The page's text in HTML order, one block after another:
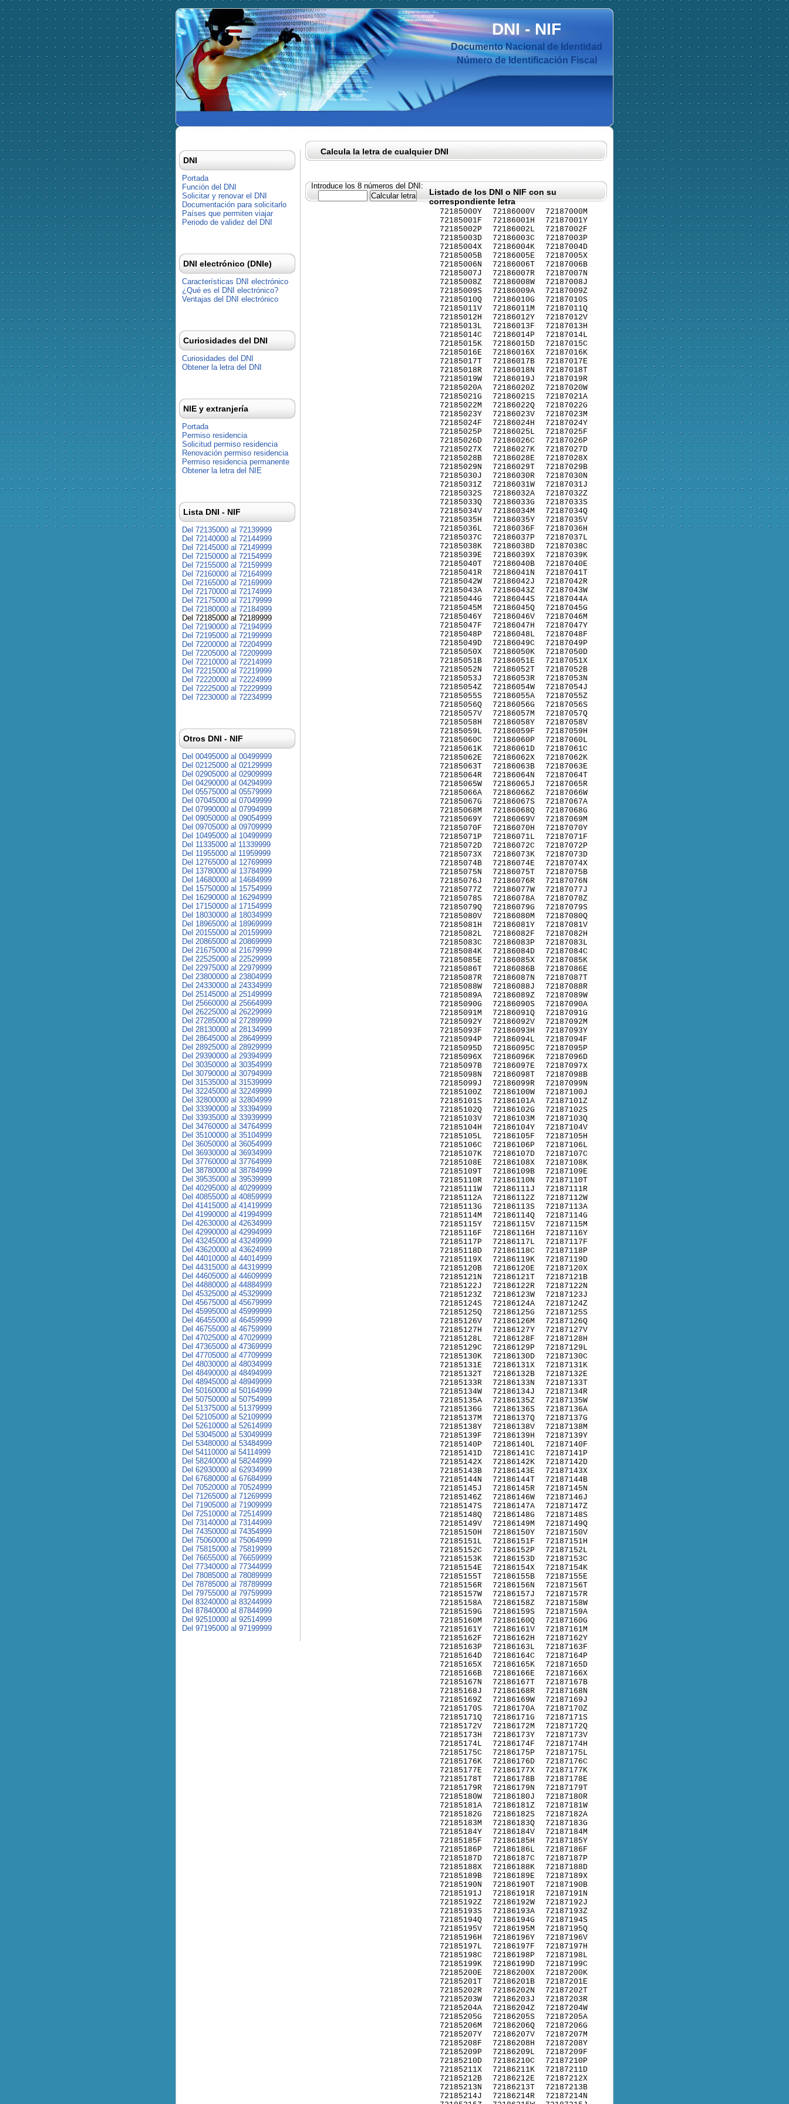
DNI-NIF
Documento Nacional de Identidad
Número de Identificación Fiscal
Calcula la letra de cualquier DNI
Introduce los 8 números del DNI:
Listado de los DNI o NIF con su
correspondiente letra
72185000Y
72185001F
72185002P
72185003D
72185004X
72185005B
72185006N
72185007J
72185008Z
72185009S
72185010Q
72185011V
72185012H
72185013L
72185014C
72185015K
72185016E
72185017T
72185018R
72185019W
72185020A
72185021G
72185022M
72185023Y
72185024F
72185025P
72185026D
72185027X
72185028B
72185029N
72185030J
72185031Z
72185032S
72185033Q
72185034V
72185035H
72185036L
72185037C
72185038K
72185039E
72185040T
72185041R
72185042W
72185043A
72185044G
72185045M
72185046Y
72185047F
72185048P
72185049D
72185050X
72185051B
72185052N
72185053J
72185054Z
72185055S
72185056Q
72185057V
72185058H
72185059L
72185060C
72185061K
72185062E
72185063T
72185064R
72185065W
72185066A
72185067G
72185068M
72185069Y
72185070F
72185071P
72185072D
72185073X
72185074B
72185075N
72185076J
72185077Z
72185078S
72185079Q
72185080V
72185081H
72185082L
72185083C
72185084K
72185085E
72185086T
72185087R
72185088W
72185089A
72185090G
72185091M
72185092Y
72185093F
72185094P
72185095D
72185096X
72185097B
72185098N
72185099J
72185100Z
72185101S
72185102Q
72185103V
72185104H
72185105L
72185106C
72185107K
72185108E
72185109T
72185110R
72185111W
72185112A
72185113G
72185114M
72185115Y
72185116F
72185117P
72185118D
72185119X
72185120B
72185121N
72185122J
72185123Z
72185124S
72185125Q
72185126V
72185127H
72185128L
72185129C
72185130K
72185131E
72185132T
72185133R
72185134W
72185135A
72185136G
72185137M
72185138Y
72185139F
72185140P
72185141D
72185142X
72185143B
72185144N
72185145J
72185146Z
72185147S
72185148Q
72185149V
72185150H
72185151L
72185152C
72185153K
72185154E
72185155T
72185156R
72185157W
72185158A
72185159G
72185160M
72185161Y
72185162F
72185163P
72185164D
72185165X
72185166B
72185167N
72185168J
72185169Z
72185170S
72185171Q
72185172V
72185173H
72185174L
72185175C
72185176K
72185177E
72185178T
72185179R
72185180W
72185181A
72185182G
72185183M
72185184Y
72185185F
72185186P
72185187D
72185188X
72185189B
72185190N
72185191J
72185192Z
72185193S
72185194Q
72185195V
72185196H
72185197L
72185198C
72185199K
72185200E
72185201T
72185202R
72185203W
72185204A
72185205G
72185206M
72185207Y
72185208F
72185209P
72185210D
72185211X
72185212B
72185213N
72185214J
72186000V
72186001H
72186002L
72186003C
72186004K
72186005E
72186006T
72186007R
72186008W
72186009A
72186010G
72186011M
72186012Y
72186013F
72186014P
72186015D
72186016X
72186017B
72186018N
72186019J
72186020Z
72186021S
72186022Q
72186023V
72186024H
72186025L
72186026C
72186027K
72186028E
72186029T
72186030R
72186031W
72186032A
72186033G
72186034M
72186035Y
72186036F
72186037P
72186038D
72186039X
72186040B
72186041N
72186042J
72186043Z
72186044S
72186045Q
72186046V
72186047H
72186048L
72186049C
72186050K
72186051E
72186052T
72186053R
72186054W
72186055A
72186056G
72186057M
72186058Y
72186059F
72186060P
72186061D
72186062X
72186063B
72186064N
72186065J
72186066Z
72186067S
72186068Q
72186069V
72186070H
72186071L
72186072C
72186073K
72186074E
72186075T
72186076R
72186077W
72186078A
72186079G
72186080M
72186081Y
72186082F
72186083P
72186084D
72186085X
72186086B
72186087N
72186088J
72186089Z
72186090S
72186091Q
72186092V
72186093H
72186094L
72186095C
72186096K
72186097E
72186098T
72186099R
72186100W
72186101A
72186102G
72186103M
72186104Y
72186105F
72186106P
72186107D
72186108X
72186109B
72186110N
72186111J
72186112Z
72186113S
72186114Q
72186115V
72186116H
72186117L
72186118C
72186119K
72186120E
72186121T
72186122R
72186123W
72186124A
72186125G
72186126M
72186127Y
72186128F
72186129P
72186130D
72186131X
72186132B
72186133N
72186134J
72186135Z
72186136S
72186137Q
72186138V
72186139H
72186140L
72186141C
72186142K
72186143E
72186144T
72186145R
72186146W
72186147A
72186148G
72186149M
72186150Y
72186151F
72186152P
72186153D
72186154X
72186155B
72186156N
72186157J
72186158Z
72186159S
72186160Q
72186161V
72186162H
72186163L
72186164C
72186165K
72186166E
72186167T
72186168R
72186169W
72186170A
72186171G
72186172M
72186173Y
72186174F
72186175P
72186176D
72186177X
72186178B
72186179N
72186180J
72186181Z
72186182S
72186183Q
72186184V
72186185H
72186186L
72186187C
72186188K
72186189E
72186190T
72186191R
72186192W
72186193A
72186194G
72186195M
72186196Y
72186197F
72186198P
72186199D
72186200X
72186201B
72186202N
72186203J
72186204Z
72186205S
72186206Q
72186207V
72186208H
72186209L
72186210C
72186211K
72186212E
72186213T
72186214R
72187000M
72187001Y
72187002F
72187003P
72187004D
72187005X
72187006B
72187007N
72187008J
72187009Z
72187010S
72187011Q
72187012V
72187013H
72187014L
72187015C
72187016K
72187017E
72187018T
72187019R
72187020W
72187021A
72187022G
72187023M
72187024Y
72187025F
72187026P
72187027D
72187028X
72187029B
72187030N
72187031J
72187032Z
72187033S
72187034Q
72187035V
72187036H
72187037L
72187038C
72187039K
72187040E
72187041T
72187042R
72187043W
72187044A
72187045G
72187046M
72187047Y
72187048F
72187049P
72187050D
72187051X
72187052B
72187053N
72187054J
72187055Z
72187056S
72187057Q
72187058V
72187059H
72187060L
72187061C
72187062K
72187063E
72187064T
72187065R
72187066W
72187067A
72187068G
72187069M
72187070Y
72187071F
72187072P
72187073D
72187074X
72187075B
72187076N
72187077J
72187078Z
72187079S
72187080Q
72187081V
72187082H
72187083L
72187084C
72187085K
72187086E
72187087T
72187088R
72187089W
72187090A
72187091G
72187092M
72187093Y
72187094F
72187095P
72187096D
72187097X
72187098B
72187099N
72187100J
72187101Z
72187102S
72187103Q
72187104V
72187105H
72187106L
72187107C
72187108K
72187109E
72187110T
72187111R
72187112W
72187113A
72187114G
72187115M
72187116Y
72187117F
72187118P
72187119D
72187120X
72187121B
72187122N
72187123J
72187124Z
72187125S
72187126Q
72187127V
72187128H
72187129L
72187130C
72187131K
72187132E
72187133T
72187134R
72187135W
72187136A
72187137G
72187138M
72187139Y
72187140F
72187141P
72187142D
72187143X
72187144B
72187145N
72187146J
72187147Z
72187148S
72187149Q
72187150V
72187151H
72187152L
72187153C
72187154K
72187155E
72187156T
72187157R
72187158W
72187159A
72187160G
72187161M
72187162Y
72187163F
72187164P
72187165D
72187166X
72187167B
72187168N
72187169J
72187170Z
72187171S
72187172Q
72187173V
72187174H
72187175L
72187176C
72187177K
72187178E
72187179T
72187180R
72187181W
72187182A
72187183G
72187184M
72187185Y
72187186F
72187187P
72187188D
72187189X
72187190B
72187191N
72187192J
72187193Z
72187194S
72187195Q
72187196V
72187197H
72187198L
72187199C
72187200K
72187201E
72187202T
72187203R
72187204W
72187205A
72187206G
72187207M
72187208Y
72187209F
72187210P
72187211D
72187212X
72187213B
72187214N
DNI
Portada
Función del DNI
Solicitar y renovar el DNI
Documentación para solicitarlo
Países que permiten viajar
Periodo de validez del DNI
DNI electrónico (DNIe)
Características DNI electrónico
¿Qué es el DNI electrónico?
Ventajas del DNI electrónico
Curiosidades del DNI
Curiosidades del DNI
Obtener la letra del DNI
NIE y extranjería
Portada
Permiso residencia
Solicitud permiso residencia
Renovación permiso residencia
Permiso residencia permanente
Obtener la letra del NIE
Lista DNI - NIF
Del 72135000 al 72139999
Del 72140000 al 72144999
Del 72145000 al 72149999
Del 72150000 al 72154999
Del 72155000 al 72159999
Del 72160000 al 72164999
Del 72165000 al 72169999
Del 72170000 al 72174999
Del 72175000 al 72179999
Del 72180000 al 72184999
Del 72185000 al 72189999
Del 72190000 al 72194999
Del 72195000 al 72199999
Del 72200000 al 72204999
Del 72205000 al 72209999
Del 72210000 al 72214999
Del 72215000 al 72219999
Del 72220000 al 72224999
Del 72225000 al 72229999
Del 72230000 al 72234999
Otros DNI - NIF
Del 00495000 al 00499999
Del 02125000 al 02129999
Del 02905000 al 02909999
Del 04290000 al 04294999
Del 05575000 al 05579999
Del 07045000 al 07049999
Del 07990000 al 07994999
Del 09050000 al 09054999
Del 09705000 al 09709999
Del 10495000 al 10499999
Del 11335000 al 11339999
Del 11955000 al 11959999
Del 12765000 al 12769999
Del 13780000 al 13784999
Del 14680000 al 14684999
Del 15750000 al 15754999
Del 16290000 al 16294999
Del 17150000 al 17154999
Del 18030000 al 18034999
Del 18965000 al 18969999
Del 20155000 al 20159999
Del 20865000 al 20869999
Del 21675000 al 21679999
Del 22525000 al 22529999
Del 22975000 al 22979999
Del 23800000 al 23804999
Del 24330000 al 24334999
Del 25145000 al 25149999
Del 25660000 al 25664999
Del 26225000 al 26229999
Del 27285000 al 27289999
Del 28130000 al 28134999
Del 28645000 al 28649999
Del 28925000 al 28929999
Del 29390000 al 29394999
Del 30350000 al 30354999
Del 30790000 al 30794999
Del 31535000 al 31539999
Del 32245000 al 32249999
Del 32800000 al 32804999
Del 33390000 al 33394999
Del 33935000 al 33939999
Del 34760000 al 34764999
Del 35100000 al 35104999
Del 36050000 al 36054999
Del 36930000 al 36934999
Del 37760000 al 37764999
Del 38780000 al 38784999
Del 39535000 al 39539999
Del 40295000 al 40299999
Del 40855000 al 40859999
Del 41415000 al 41419999
Del 41990000 al 41994999
Del 42630000 al 42634999
Del 42990000 al 42994999
Del 43245000 al 43249999
Del 43620000 al 43624999
Del 44010000 al 44014999
Del 44315000 al 44319999
Del 44605000 al 44609999
Del 44880000 al 44884999
Del 45325000 al 45329999
Del 45675000 al 45679999
Del 45995000 al 45999999
Del 46455000 al 46459999
Del 46755000 al 46759999
Del 47025000 al 47029999
Del 47365000 al 47369999
Del 47705000 al 47709999
Del 48030000 al 48034999
Del 48490000 al 48494999
Del 48945000 al 48949999
Del 50160000 al 50164999
Del 50750000 al 50754999
Del 51375000 al 51379999
Del 52105000 al 52109999
Del 52610000 al 52614999
Del 53045000 al 53049999
Del 53480000 al 53484999
Del 54110000 al 54114999
Del 58240000 al 58244999
Del 62930000 al 62934999
Del 67680000 al 67684999
Del 70520000 al 70524999
Del 71265000 al 71269999
Del 71905000 al 71909999
Del 72510000 al 72514999
Del 73140000 al 73144999
Del 74350000 al 74354999
Del 75060000 al 75064999
Del 75815000 al 75819999
Del 76655000 al 76659999
Del 77340000 al 77344999
Del 78085000 al 78089999
Del 78785000 al 78789999
Del 79755000 al 79759999
Del 83240000 al 83244999
Del 87840000 al 87844999
Del 92510000 al 92514999
Del 97195000 al 97199999